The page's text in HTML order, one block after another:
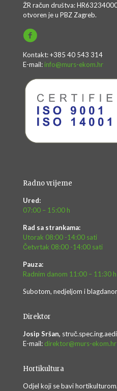
ŽR račun društva:
otvoren je u PBZ Zagreb.
Kontakt: +385 40 543 314
E-mail: info@murs-ekom.hr
Radno vrijeme
Ured:
07:00 – 15:00 h
Rad sa strankama:
Utorak 08:00 -14:00 sati
Četvrtak 08:00 -14:00 sati
Pauza:
Radnim danom 11:00 – 11:30 h
Subotom, nedjeljom i
Direktor
Josip Sršan,
E-mail: direktor@murs-ekom.hr
Hortikultura
Odjel koji se bavi hortikulturom.